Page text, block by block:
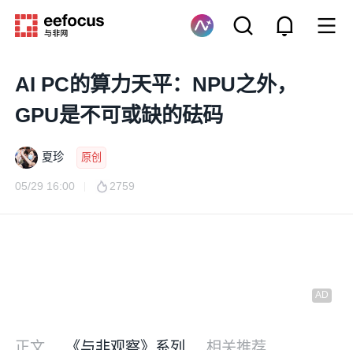
AI PC的算力天平：NPU之外，
GPU是不可或缺的砝码
夏珍 原创
05/29 16:00 2759